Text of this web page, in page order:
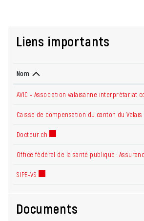
Liens importants
Nom
AVIC - Association valaisanne interprétariat
Caisse de compensation du canton du Valais
Docteur.ch
Office fédéral de la santé publique :
SIPE-VS
Documents